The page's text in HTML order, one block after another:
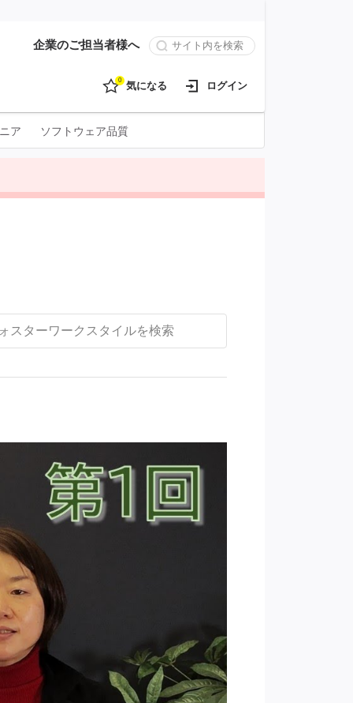
企業のご担当者様へ
0 気になる ログイン
ア ソフトウェア品質